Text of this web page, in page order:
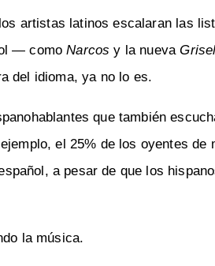
artistas latinos escalaran las
— comoNarcos y la nueva
del idioma, ya no lo es.
que también
el 25% de los oyentes de
a pesar de que los
la música.